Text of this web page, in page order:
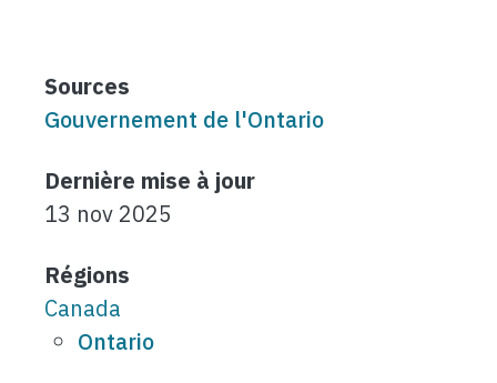
Sources
Gouvernement de l'Ontario
Dernière mise à jour
13 nov 2025
Régions
Canada
Ontario